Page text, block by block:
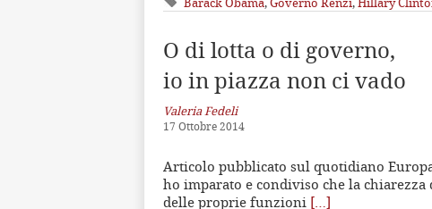
O di lotta o di governo,
io in piazza non ci vado
Valeria Fedeli
17 Ottobre 2014
Articolo pubblicato sul quotidiano
ho imparato e condiviso che la
delle proprie funzioni […]